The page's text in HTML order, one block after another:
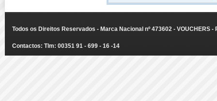
Todos os Direitos Reservados - Marca Nacional nº 473602 - VOUCHERS
Contactos: Tlm: 00351 91 - 699 - 16 -14